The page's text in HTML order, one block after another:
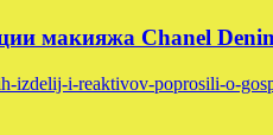
макияжа Chanel